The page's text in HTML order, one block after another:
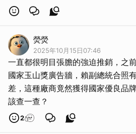
熒熒
2025年10月15日07:46
一直都很明目張膽的強迫推銷，之
國家玉山獎廣告牆，賴副總統合照
差，這種廠商竟然獲得國家優良品
該查一查？
2